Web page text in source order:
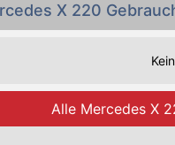
X 220
Alle Mercedes X